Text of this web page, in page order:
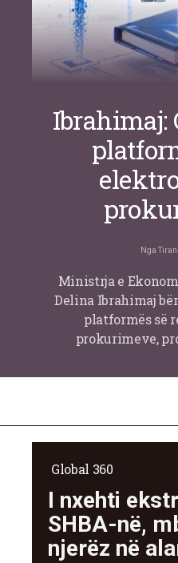
Ibrahimaj:
Nga
Ministrja e
Delina Ibrahimaj
platformës së
prokurimeve,
Global 360
I nxehti
SHBA-në,
njerëz në